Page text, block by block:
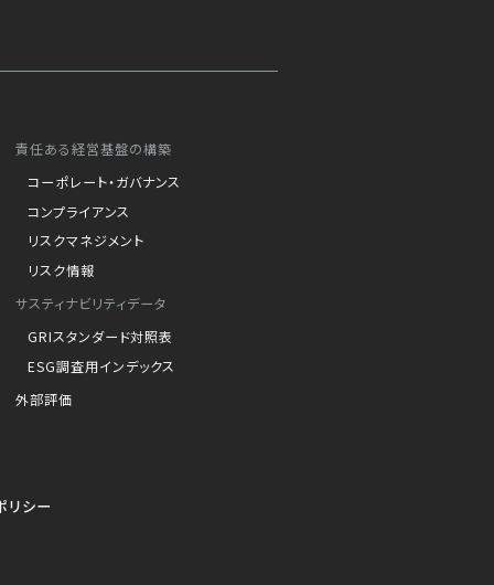
責任ある経営基盤の構築
コーポレート・ガバナンス
コンプライアンス
リスクマネジメント
リスク情報
サスティナビリティデータ
GRIスタンダード対照表
ESG調査用インデックス
外部評価
リシー